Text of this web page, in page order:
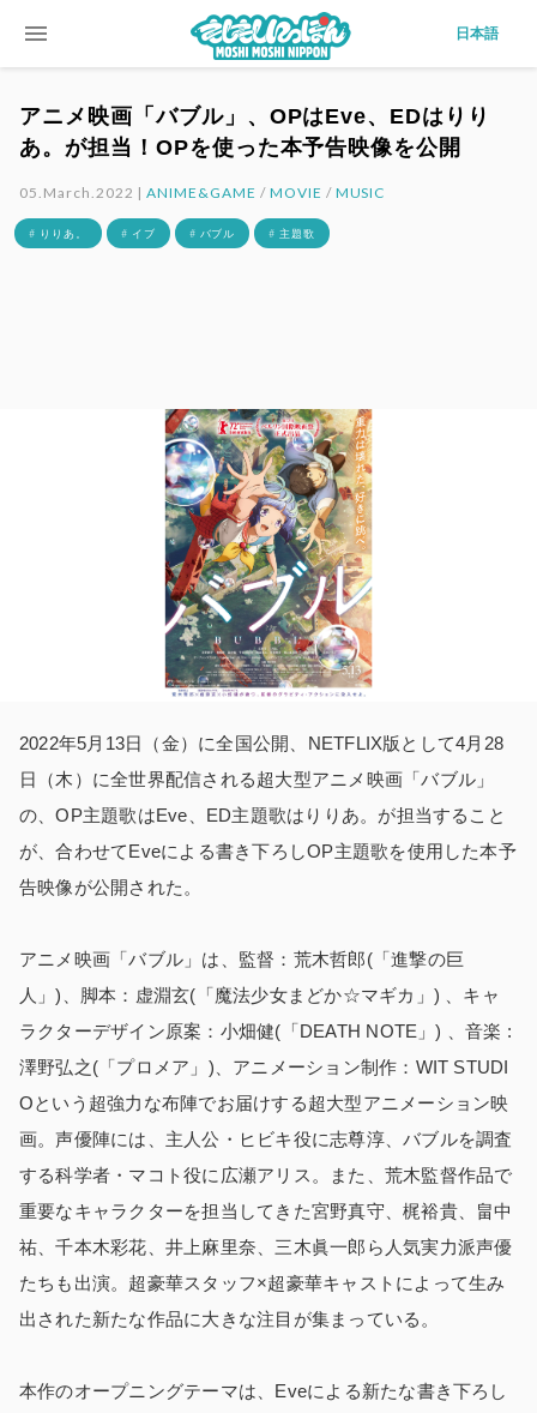
menu 日本語
アニメ映画「バブル」、OPはEve、EDはりり
あ。が担当！OPを使った本予告映像を公開
05.March.2022 |ANIME&GAME / MOVIE / MUSIC
# りりあ。 # イブ # バブル # 主題歌
2022年5月13日（金）に全国公開、NETFLIX版として4月28
日（木）に全世界配信される超大型アニメ映画「バブル」
の、OP主題歌はEve、ED主題歌はりりあ。が担当すること
が、合わせてEveによる書き下ろしOP主題歌を使用した本予
告映像が公開された。
アニメ映画「バブル」は、監督：荒木哲郎(「進撃の巨
人」)、脚本：虚淵玄(「魔法少女まどか☆マギカ」) 、キャ
ラクターデザイン原案：小畑健(「DEATH NOTE」) 、音楽 :
澤野弘之(「プロメア」)、アニメーション制作：WIT STUDI
Oという超強力な布陣でお届けする超大型アニメーション映
画。声優陣には、主人公・ヒビキ役に志尊淳、バブルを調査
する科学者・マコト役に広瀬アリス。また、荒木監督作品で
重要なキャラクターを担当してきた宮野真守、梶裕貴、畠中
祐、千本木彩花、井上麻里奈、三木眞一郎ら人気実力派声優
たちも出演。超豪華スタッフ×超豪華キャストによって生み
出された新たな作品に大きな注目が集まっている。
本作のオープニングテーマは、Eveによる新たな書き下ろし